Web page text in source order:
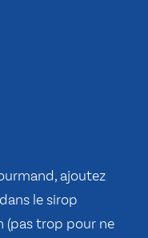
ajoutez
le sirop
(pas trop pour ne